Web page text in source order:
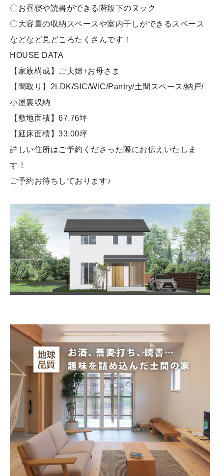
〇お昼寝や読書ができる階段下のヌック
〇大容量の収納スペースや室内干しができるスペース
などなど見どころたくさんです！
HOUSE DATA
【家族構成】ご夫婦+お母さま
【間取り】2LDK/SIC/WIC/Pantry/土間スペース/納戸/
小屋裏収納
【敷地面積】67.76坪
【延床面積】33.00坪
詳しい住所はご予約くださった際にお伝えいたしま
す！
ご予約お待ちしております♪